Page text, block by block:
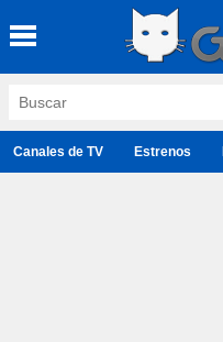
Canales de TV Estrenos